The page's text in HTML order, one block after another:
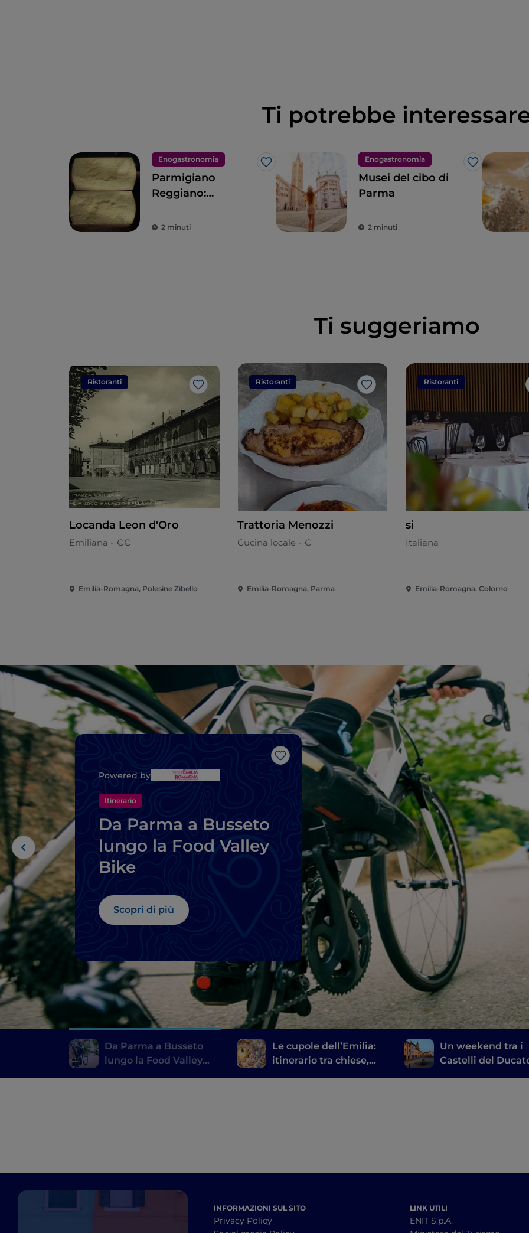
Ti potrebbe
Enogastronomia
Like
Parmigiano
Reggiano:
2 minuti
Enogastronomia
Like
Musei del cibo di
Parma
2 minuti
Ti suggeriamo
Ristoranti
Like
Locanda Leon d'Oro
Emiliana - €€
Emilia-Romagna, Polesine Zibello
Ristoranti
Like
Trattoria Menozzi
Cucina locale - €
Emilia-Romagna, Parma
Ristoranti
si
Italiana
Emilia-Romagna, Colorno
Like
Powered by
Itinerario
Da Parma a Busseto
lungo la Food Valley
Bike
Scopri di più
Da Parma a Busseto
lungo la Food Valley
Le cupole dell’Emilia:
itinerario tra chiese,
Un weekend tra i
Castelli del
INFORMAZIONI SUL SITO
Privacy Policy
LINK UTILI
ENIT S.p.A.